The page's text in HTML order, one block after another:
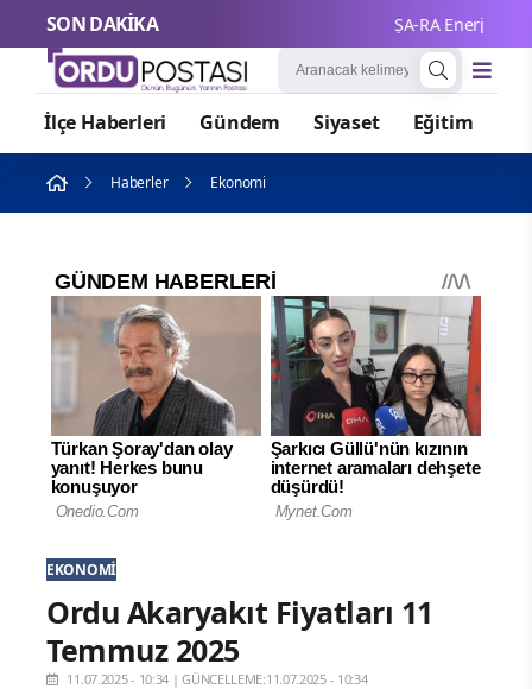
SON DAKİKA ŞA-RA Enerji'nin ilk
İlçe Haberleri Gündem Siyaset Eğitim
Haberler Ekonomi
EKONOMI
Ordu Akaryakıt Fiyatları 11
Temmuz 2025
11.07.2025 - 10:34 |GÜNCELLEME:11.07.2025 - 10:34